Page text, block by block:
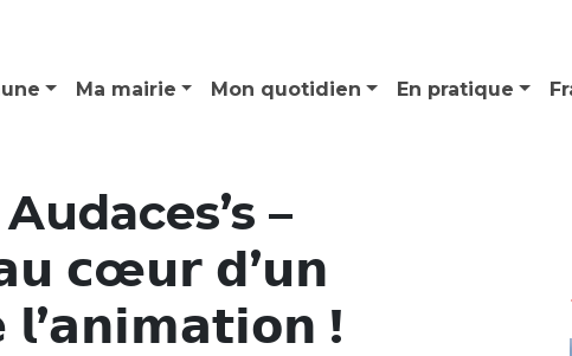
Ma mairie Mon quotidien En pratique
–
𝗰œ𝘂𝗿 𝗱’𝘂𝗻
!